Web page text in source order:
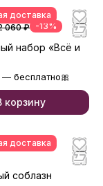
доставка
060 ₽ -13%
набор «Всё и
бесплатно🎀
корзину
доставка
соблазн